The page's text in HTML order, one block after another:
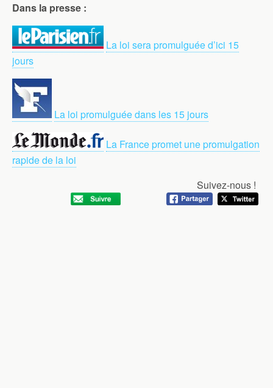
Dans la presse :
La loi sera promulguée d’ici 15
jours
La loi promulguée dans les 15 jours
La France promet une promulgation
rapide de la loi
Suivez-nous !